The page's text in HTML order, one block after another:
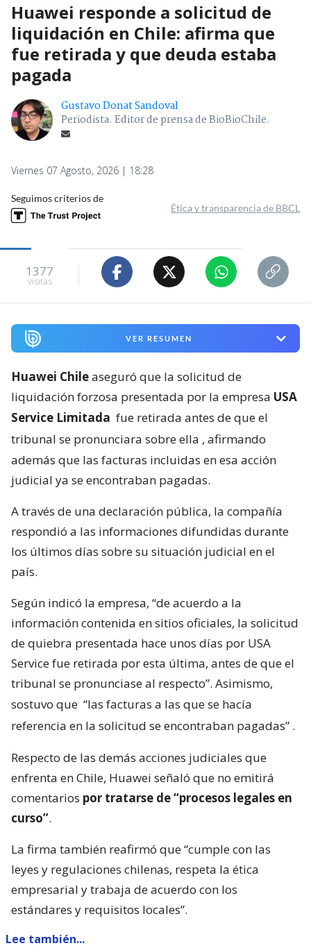
Huawei responde a solicitud de
liquidación en Chile: afirma que
fue retirada y que deuda estaba
pagada
Gustavo Donat Sandoval
Periodista. Editor de prensa de BioBioChile.
Viernes 07 Agosto, 2026 | 18:28
Seguimos criterios de
Ética y transparencia de BBCL
1377
visitas
VER RESUMEN
Huawei Chileaseguró que la solicitud de
liquidación forzosa presentada por la empresa USA
Service Limitada fue retirada antes de que el
tribunal se pronunciara sobre ella , afirmando
además que las facturas incluidas en esa acción
judicial ya se encontraban pagadas.
A través de una declaración pública, la compañía
respondió a las informaciones difundidas durante
los últimos días sobre su situación judicial en el
país.
Según indicó la empresa, “de acuerdo a la
información contenida en sitios oficiales, la solicitud
de quiebra presentada hace unos días por USA
Service fue retirada por esta última, antes de que el
tribunal se pronunciase al respecto”. Asimismo,
sostuvo que “las facturas a las que se hacía
referencia en la solicitud se encontraban pagadas” .
Respecto de las demás acciones judiciales que
enfrenta en Chile, Huawei señaló que no emitirá
comentarios por tratarse de “procesos legales en
curso”.
La firma también reafirmó que “cumple con las
leyes y regulaciones chilenas, respeta la ética
empresarial y trabaja de acuerdo con los
estándares y requisitos locales”.
Lee también...